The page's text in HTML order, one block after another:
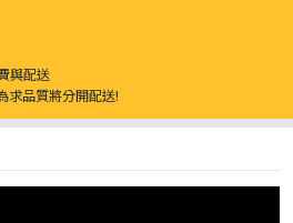
與配送
求品質將分開配送!